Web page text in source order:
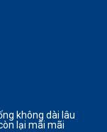
không dài lâu
lại mãi mãi